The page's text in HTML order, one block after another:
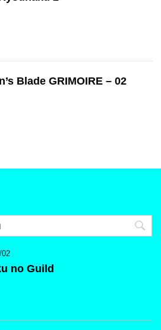
Blade GRIMOIRE – 02
02
no Guild